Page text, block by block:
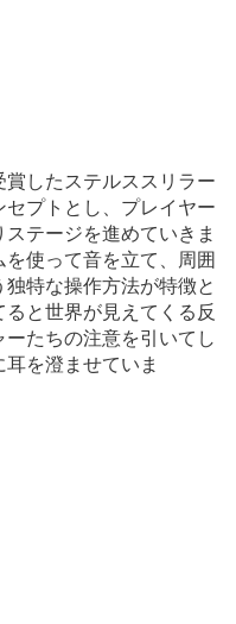
賞したステルススリラー
プトとし、プレイヤー
テージを進めていきま
使って音を立て、周囲
特な操作方法が特徴と
と世界が見えてくる反
たちの注意を引いてし
を澄ませていま